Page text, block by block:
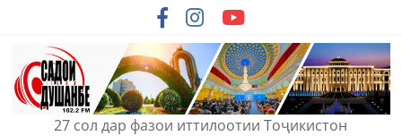
content
27 сол дар фазои иттилоотии Тоҷикистон